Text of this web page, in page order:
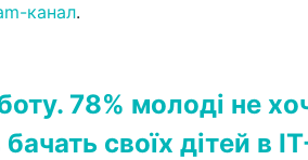
канал.
78% молоді не
своїх дітей в